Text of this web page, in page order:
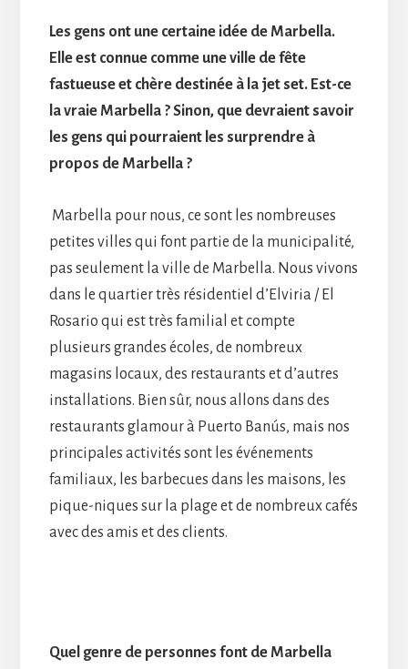
Les gens ont une certaine idée de Marbella.
Elle est connue comme une ville de fête
fastueuse et chère destinée à la jet set. Est-ce
la vraie Marbella ? Sinon, que devraient savoir
les gens qui pourraient les surprendre à
propos de Marbella ?
Marbella pour nous, ce sont les nombreuses
petites villes qui font partie de la municipalité,
pas seulement la ville de Marbella. Nous vivons
dans le quartier très résidentiel d’Elviria / El
Rosario qui est très familial et compte
plusieurs grandes écoles, de nombreux
magasins locaux, des restaurants et d’autres
installations. Bien sûr, nous allons dans des
restaurants glamour à Puerto Banús, mais nos
principales activités sont les événements
familiaux, les barbecues dans les maisons, les
pique-niques sur la plage et de nombreux cafés
avec des amis et des clients.
Quel genre de personnes font de Marbella